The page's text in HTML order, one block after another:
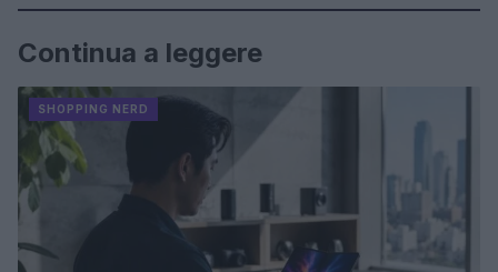
Continua a leggere
SHOPPING NERD